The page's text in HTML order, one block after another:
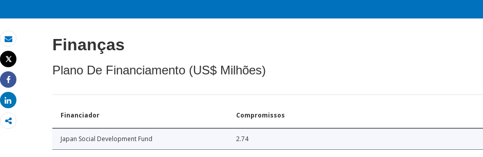
Email
Imprimir
Tweet
Share
Share
Finanças
Plano De Financiamento (US$ Milhões)
Financiador Compromissos
Japan Social Development Fund 2.74